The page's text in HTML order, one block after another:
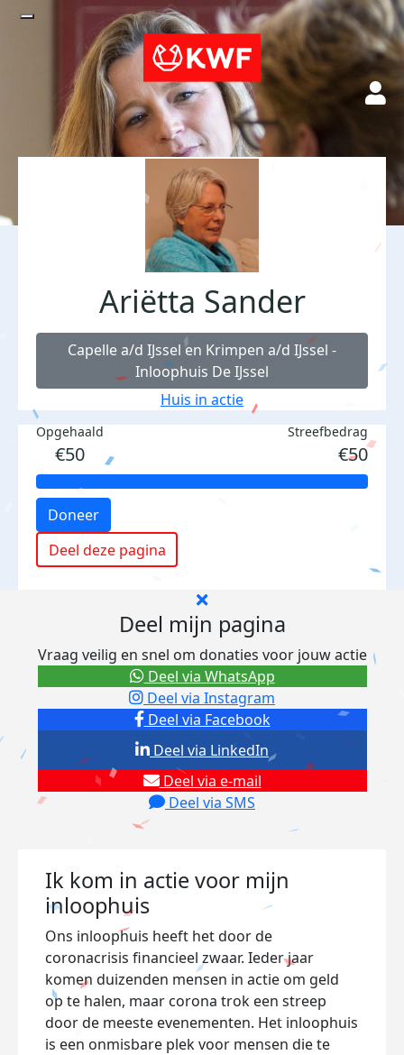
Ariëtta Sander
Capelle a/d IJssel en Krimpen a/d IJssel -
Inloophuis De IJssel
Huis in actie
Opgehaald
€50
Streefbedrag
€50
Doneer
Deel deze pagina
Deel mijn pagina
Vraag veilig en snel om donaties voor jouw actie
Deel via Facebook
Deel via Instagram
Deel via e-mail
Deel via SMS
Deel via LinkedIn
Deel via WhatsApp
Ik kom in actie voor mijn
inloophuis
Ons inloophuis heeft het door de
coronacrisis financieel zwaar. Ieder jaar
komen duizenden mensen in actie om geld
op te halen, maar corona trok een streep
door de meeste evenementen. Het inloophuis
is een onmisbare plek voor mensen die te